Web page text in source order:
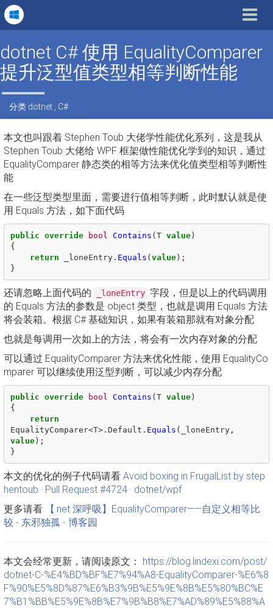
Toggle
dotnet C# 使用 EqualityComparer
提升泛型值类型相等判断性能
分类 dotnet C#
本文也叫跟着 Stephen Toub 大佬学性能优化系列，这是我从
Stephen Toub 大佬给 WPF 框架做性能优化学到的知识，通过
EqualityComparer 静态类的相等方法来优化值类型相等判断性
能
在一些泛型类型里面，需要进行值相等判断，此时默认就是使
用 Equals 方法，如下面代码
public override bool Contains (T value)
{
return
_loneEntry. Equals (value);
}
还请忽略上面代码的 _loneEntry 字段，但是以上的代码调用
的 Equals 方法的参数是 object 类型，也就是调用 Equals 方法
将会装箱。根据 C# 基础知识，如果有装箱那就有对象分配
也就是每调用一次如上的方法，将会有一次内存对象的分配
可以通过 EqualityComparer 方法来优化性能，使用 EqualityCo
mparer 可以继续使用泛型判断，可以减少内存分配
public override bool Contains (T value)
{
return
EqualityComparer<T>. Default . Equals ( _loneEntry,
value);
}
本文的优化的例子代码请看 Avoid boxing in FrugalList by step
hentoub · Pull Request #4724 · dotnet/wpf
更多请看
【.net 深呼吸】EqualityComparer——自定义相等比
较 - 东邪独孤 - 博客园
本文会经常更新，请阅读原文： https://blog.lindexi.com/post/
dotnet-C-%E4%BD%BF%E7%94%A8-EqualityComparer-%E6%8
F%90%E5%8D%87%E6%B3%9B%E5%9E%8B%E5%80%BC%E
7%B1%BB%E5%9E%8B%E7%9B%B8%E7%AD%89%E5%88%A